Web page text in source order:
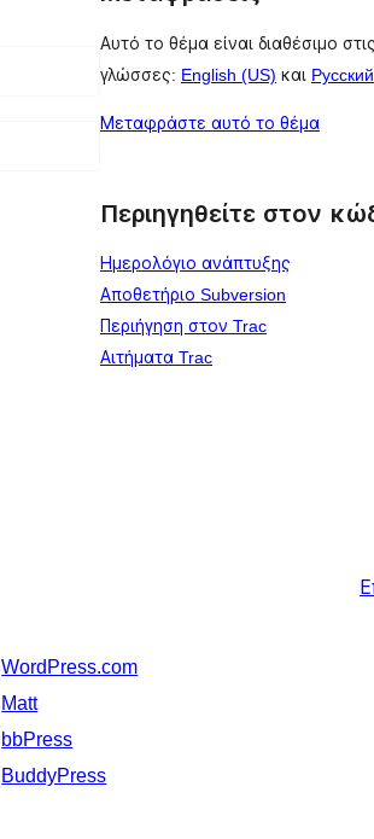
Αυτό το θέμα είναι διαθέσιμο
γλώσσες: English (US) και Русский
Μεταφράστε αυτό το θέμα
Περιηγηθείτε στον
Ημερολόγιο ανάπτυξης
Αποθετήριο Subversion
Περιήγηση στον Trac
Αιτήματα Trac
WordPress.com
Matt
bbPress
BuddyPress